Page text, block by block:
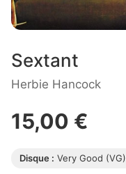
Sextant
Herbie Hancock
15,00 €
Disque : Very Good (VG)